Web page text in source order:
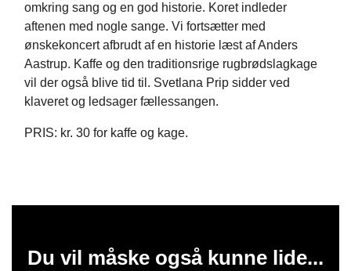
omkring sang og en god historie. Koret indleder
aftenen med nogle sange. Vi fortsætter med
ønskekoncert afbrudt af en historie læst af Anders
Aastrup. Kaffe og den traditionsrige rugbrødslagkage
vil der også blive tid til. Svetlana Prip sidder ved
klaveret og ledsager fællessangen.
PRIS: kr. 30 for kaffe og kage.
Du vil måske også kunne lide...